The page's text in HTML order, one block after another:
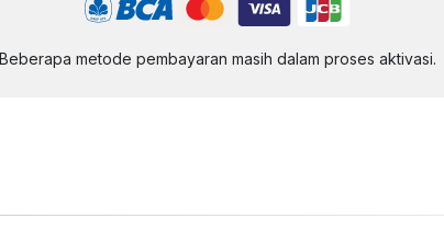
Beberapa metode pembayaran masih dalam proses aktivasi.